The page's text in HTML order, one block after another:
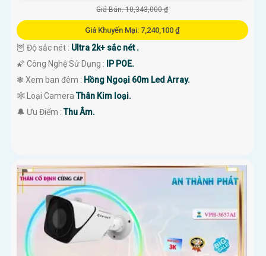
Giá Bán: 10,343,000 ₫
Giá Khuyến Mại: 7,240,100 ₫
🦉 Độ sắc nét : Ultra 2k+ sắc nét .
🌠 Công Nghệ Sử Dụng :
IP POE.
❃ Xem ban đêm : Hồng Ngoại 60m Led Array.
🕸️ Loại CameraThân Kim loại.
️🔔 Ưu Điểm :Thu Âm.